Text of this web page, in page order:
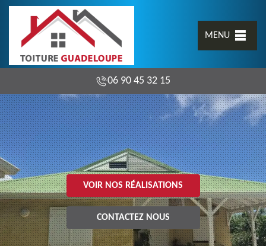
MENU
06 90 45 32 15
VOIR NOS RÉALISATIONS
CONTACTEZ NOUS